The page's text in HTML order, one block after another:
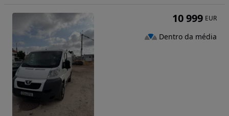
10 999 EUR
Dentro da média